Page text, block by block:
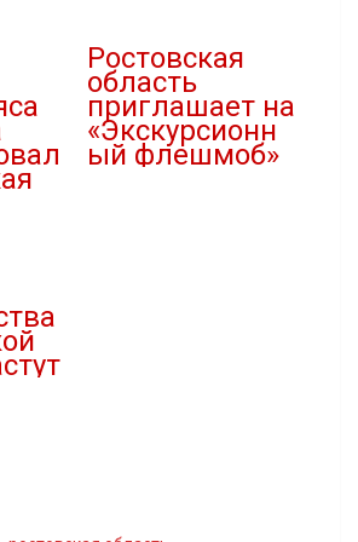
Ростовская
область
приглашает на
«Экскурсионн
ый флешмоб»